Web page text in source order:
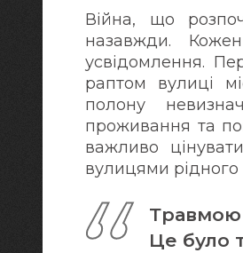
Війна, що
назавжди.
усвідомлення.
раптом вулиці
полону
проживання та
важливо
вулицями рідного
Травмою
Це було